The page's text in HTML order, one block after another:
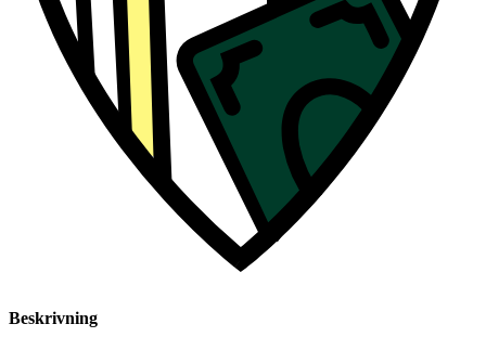
Beskrivning